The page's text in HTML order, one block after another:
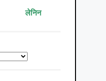
लेनिन